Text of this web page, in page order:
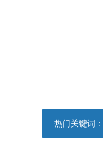
热门关键词：